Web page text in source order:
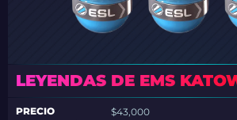
LEYENDAS DE EMS
PRECIO
$43,000